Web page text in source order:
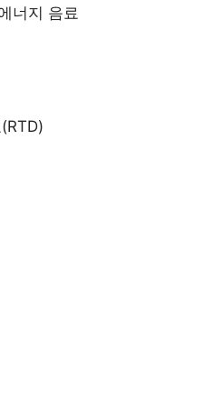
너지 음료